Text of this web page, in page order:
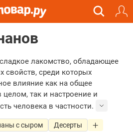
лакомство, обладающее
среди которых
влияние как на общее
так и настроение и
человека в частности.
с сыром Десерты